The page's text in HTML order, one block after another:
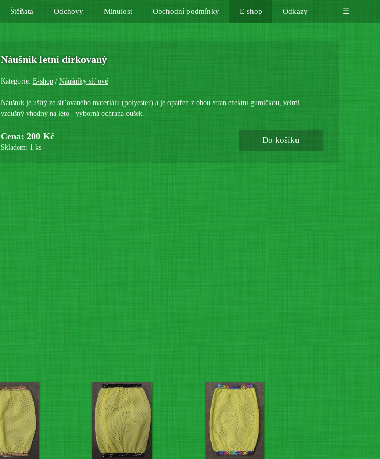
Štěňata Odchovy Minulost Obchodní podmínky E-shop Odkazy ☰
Náušník letní dírkovaný
Kategorie: E-shop/ Náušníky sítˇové
Náušník je ušitý ze sítˇovaného materiálu (polyester) a je opatřen z obou stran efektní gumičkou, velmi
vzdušný vhodný na léto - výborná ochrana oušek.
Cena: 200 Kč
Skladem: 1 ks
Do košíku